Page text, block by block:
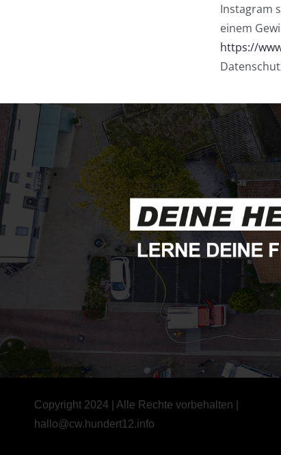
Instagram
einem
https://
Copyright 2024 | Alle Rechte vorbehalten |
hallo@cw.hundert12.info